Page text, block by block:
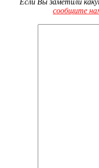
Если Вы заметили
сообщите